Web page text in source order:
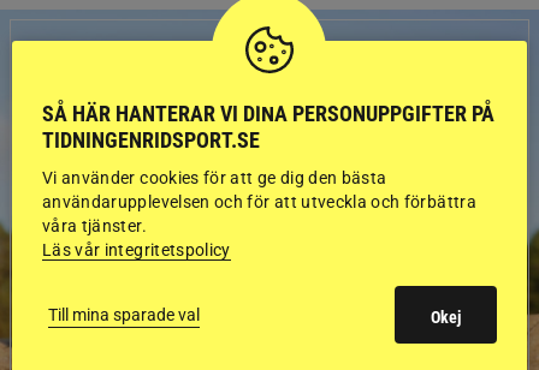
SÅ HÄR HANTERAR VI DINA PERSONUPPGIFTER PÅ
TIDNINGENRIDSPORT.SE
Vi använder cookies för att ge dig den bästa
användarupplevelsen och för att utveckla och förbättra
våra tjänster.
Läs vår integritetspolicy
Till mina sparade val Okej